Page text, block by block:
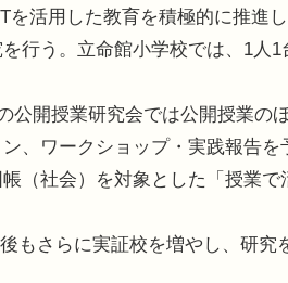
活用した教育を積極的に推進
行う。立命館小学校では、1人1
公開授業研究会では公開授業の
、ワークショップ・実践報告
（社会）を対象とした「授業
もさらに実証校を増やし、研究